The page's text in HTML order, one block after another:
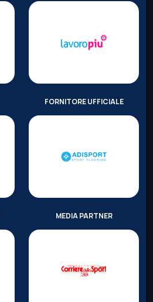
FORNITORE UFFICIALE
MEDIA PARTNER